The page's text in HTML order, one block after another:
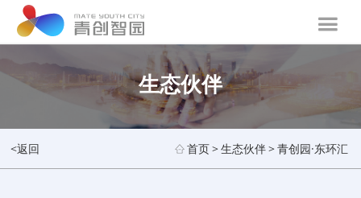
生态伙伴
<返回 首页>生态伙伴>青创园·东环汇